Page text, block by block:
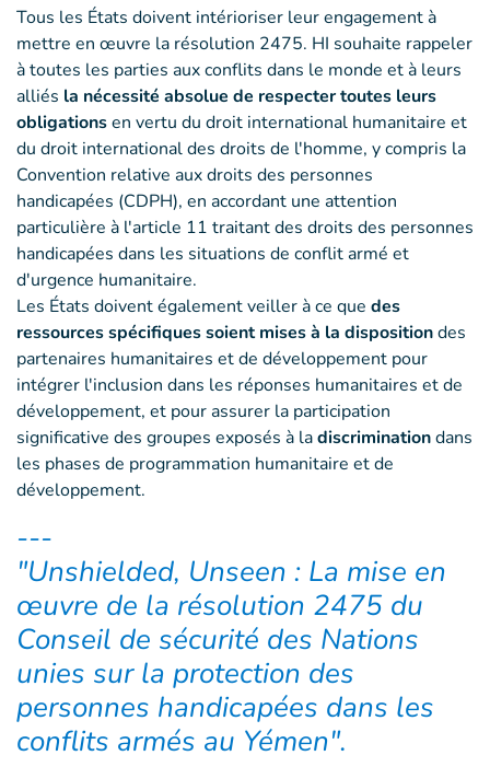
Tous les États doivent intérioriser leur engagement à
mettre en œuvre la résolution 2475. HI souhaite rappeler
à toutes les parties aux conflits dans le monde et à leurs
alliés la nécessité absolue de respecter toutes leurs
obligationsen vertu du droit international humanitaire et
du droit international des droits de l'homme, y compris la
Convention relative aux droits des personnes
handicapées (CDPH), en accordant une attention
particulière à l'article 11 traitant des droits des personnes
handicapées dans les situations de conflit armé et
d'urgence humanitaire.
Les États doivent également veiller à ce que des
ressources spécifiques soient mises à la dispositiondes
partenaires humanitaires et de développement pour
intégrer l'inclusion dans les réponses humanitaires et de
développement, et pour assurer la participation
significative des groupes exposés à ladiscriminationdans
les phases de programmation humanitaire et de
développement.
---
"Unshielded, Unseen : La mise en
œuvre de la résolution 2475 du
Conseil de sécurité des Nations
unies sur la protection des
personnes handicapées dans les
conflits armés au Yémen".